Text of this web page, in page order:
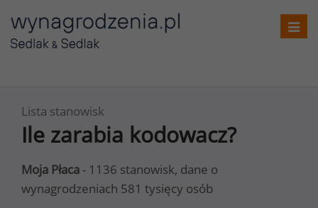
Lista stanowisk
Ile zarabia kodowacz?
Moja Płaca - 1136 stanowisk, dane o
wynagrodzeniach 581 tysięcy osób